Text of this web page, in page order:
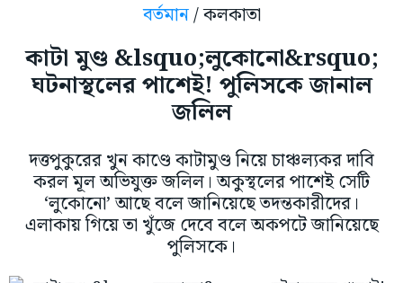
বর্তমান/ কলকাতা
কাটা মুণ্ড &lsquo;লুকোনো&rsquo;
ঘটনাস্থলের পাশেই! পুলিসকে জানাল
জলিল
দত্তপুকুরের খুন কাণ্ডে কাটামুণ্ড নিয়ে চাঞ্চল্যকর দাবি
করল মূল অভিযুক্ত জলিল। অকুস্থলের পাশেই সেটি
‘লুকোনো’ আছে বলে জানিয়েছে তদন্তকারীদের।
এলাকায় গিয়ে তা খুঁজে দেবে বলে অকপটে জানিয়েছে
পুলিসকে।